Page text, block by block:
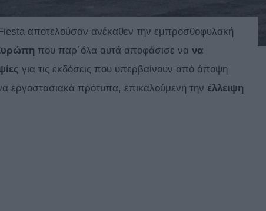
αποτελούσαν ανέκαθεν την εμπροσθοφυλακή
που παρ΄όλα αυτά αποφάσισε να να
για τις εκδόσεις που υπερβαίνουν από άποψη
εργοστασιακά πρότυπα, επικαλούμενη την έλλειψη